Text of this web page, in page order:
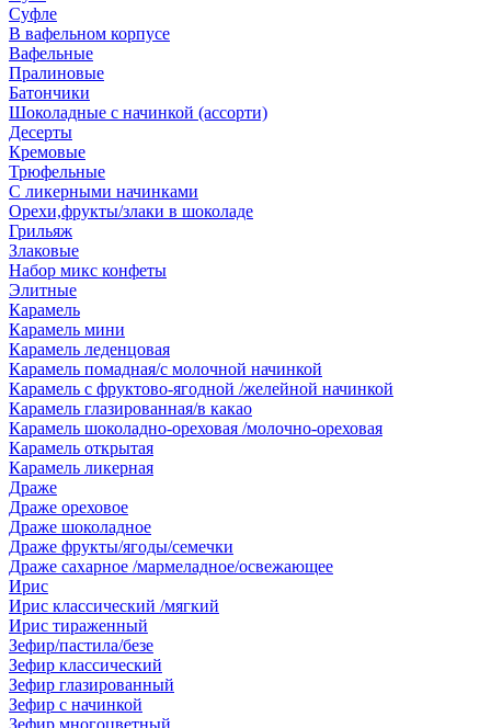
Суфле
В вафельном корпусе
Вафельные
Пралиновые
Батончики
Шоколадные с начинкой (ассорти)
Десерты
Кремовые
Трюфельные
С ликерными начинками
Орехи,фрукты/злаки в шоколаде
Грильяж
Злаковые
Набор микс конфеты
Элитные
Карамель
Карамель мини
Карамель леденцовая
Карамель помадная/с молочной начинкой
Карамель с фруктово-ягодной /желейной начинкой
Карамель глазированная/в какао
Карамель шоколадно-ореховая /молочно-ореховая
Карамель открытая
Карамель ликерная
Драже
Драже ореховое
Драже шоколадное
Драже фрукты/ягоды/семечки
Драже сахарное /мармеладное/освежающее
Ирис
Ирис классический /мягкий
Ирис тираженный
Зефир/пастила/безе
Зефир классический
Зефир глазированный
Зефир с начинкой
Зефир многоцветный